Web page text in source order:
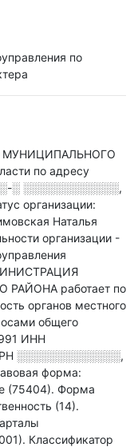
по
МУНИЦИПАЛЬНОГО
по адресу
░ ░░░░░░░░░░░░,
организации:
Наталья
организации -
работает по
органов местного
общего
ИНН
░░░░░░░░░░░░░,
форма:
(75404). Форма
(14).
Классификатор